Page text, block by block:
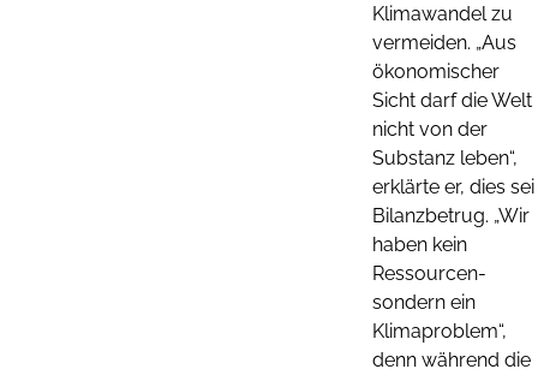
Klimawandel zu
vermeiden. „Aus
ökonomischer
Sicht darf die Welt
nicht von der
Substanz leben“,
erklärte er, dies sei
Bilanzbetrug. „Wir
haben kein
Ressourcen-
sondern ein
Klimaproblem“,
denn während die